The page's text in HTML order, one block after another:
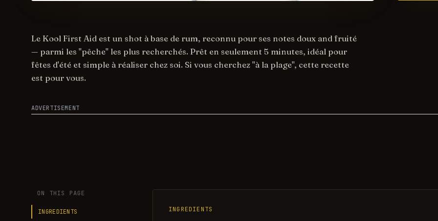
Le Kool First Aid est un shot à base de rum, reconnu pour ses notes doux and fruité
— parmi les "pêche" les plus recherchés. Prêt en seulement 5 minutes, idéal pour
fêtes d'été et simple à réaliser chez soi. Si vous cherchez "à la plage", cette recette
est pour vous.
ADVERTISEMENT
ON THIS PAGE
INGREDIENTS
INGREDIENTS